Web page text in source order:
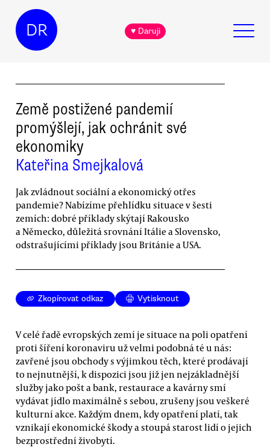
DR ♥ Daruji
Země postižené pandemií
promýšlejí, jak ochránit své
ekonomiky
Kateřina Smejkalová
Jak zvládnout sociální a ekonomický otřes
pandemie? Nabízíme přehlídku situace v šesti
zemích: dobré příklady skýtají Rakousko
a Německo, důležitá srovnání Itálie a Slovensko,
odstrašujícími příklady jsou Británie a USA.
Zkopírovat odkaz Vytisknout
V celé řadě evropských zemí je situace na poli opatření
proti šíření koronaviru už velmi podobná té u nás:
zavřené jsou obchody s výjimkou těch, které prodávají
to nejnutnější, k dispozici jsou již jen nejzákladnější
služby jako pošt a bank, restaurace a kavárny smí
vydávat jídlo maximálně s sebou, zrušeny jsou veškeré
kulturní akce. Každým dnem, kdy opatření platí, tak
vznikají ekonomické škody a stoupá starost lidí o jejich
bezprostřední živobytí.